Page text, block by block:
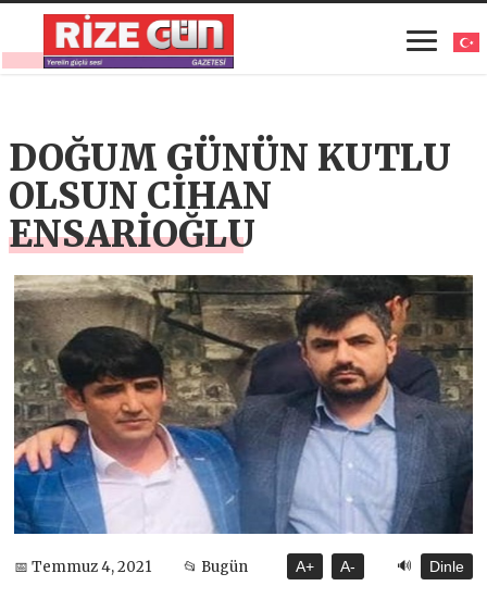
DOĞUM GÜNÜN KUTLU
OLSUN CİHAN
ENSARİOĞLU
📅 Temmuz 4, 2021 📂 Bugün A+ A- 🔊 Dinle